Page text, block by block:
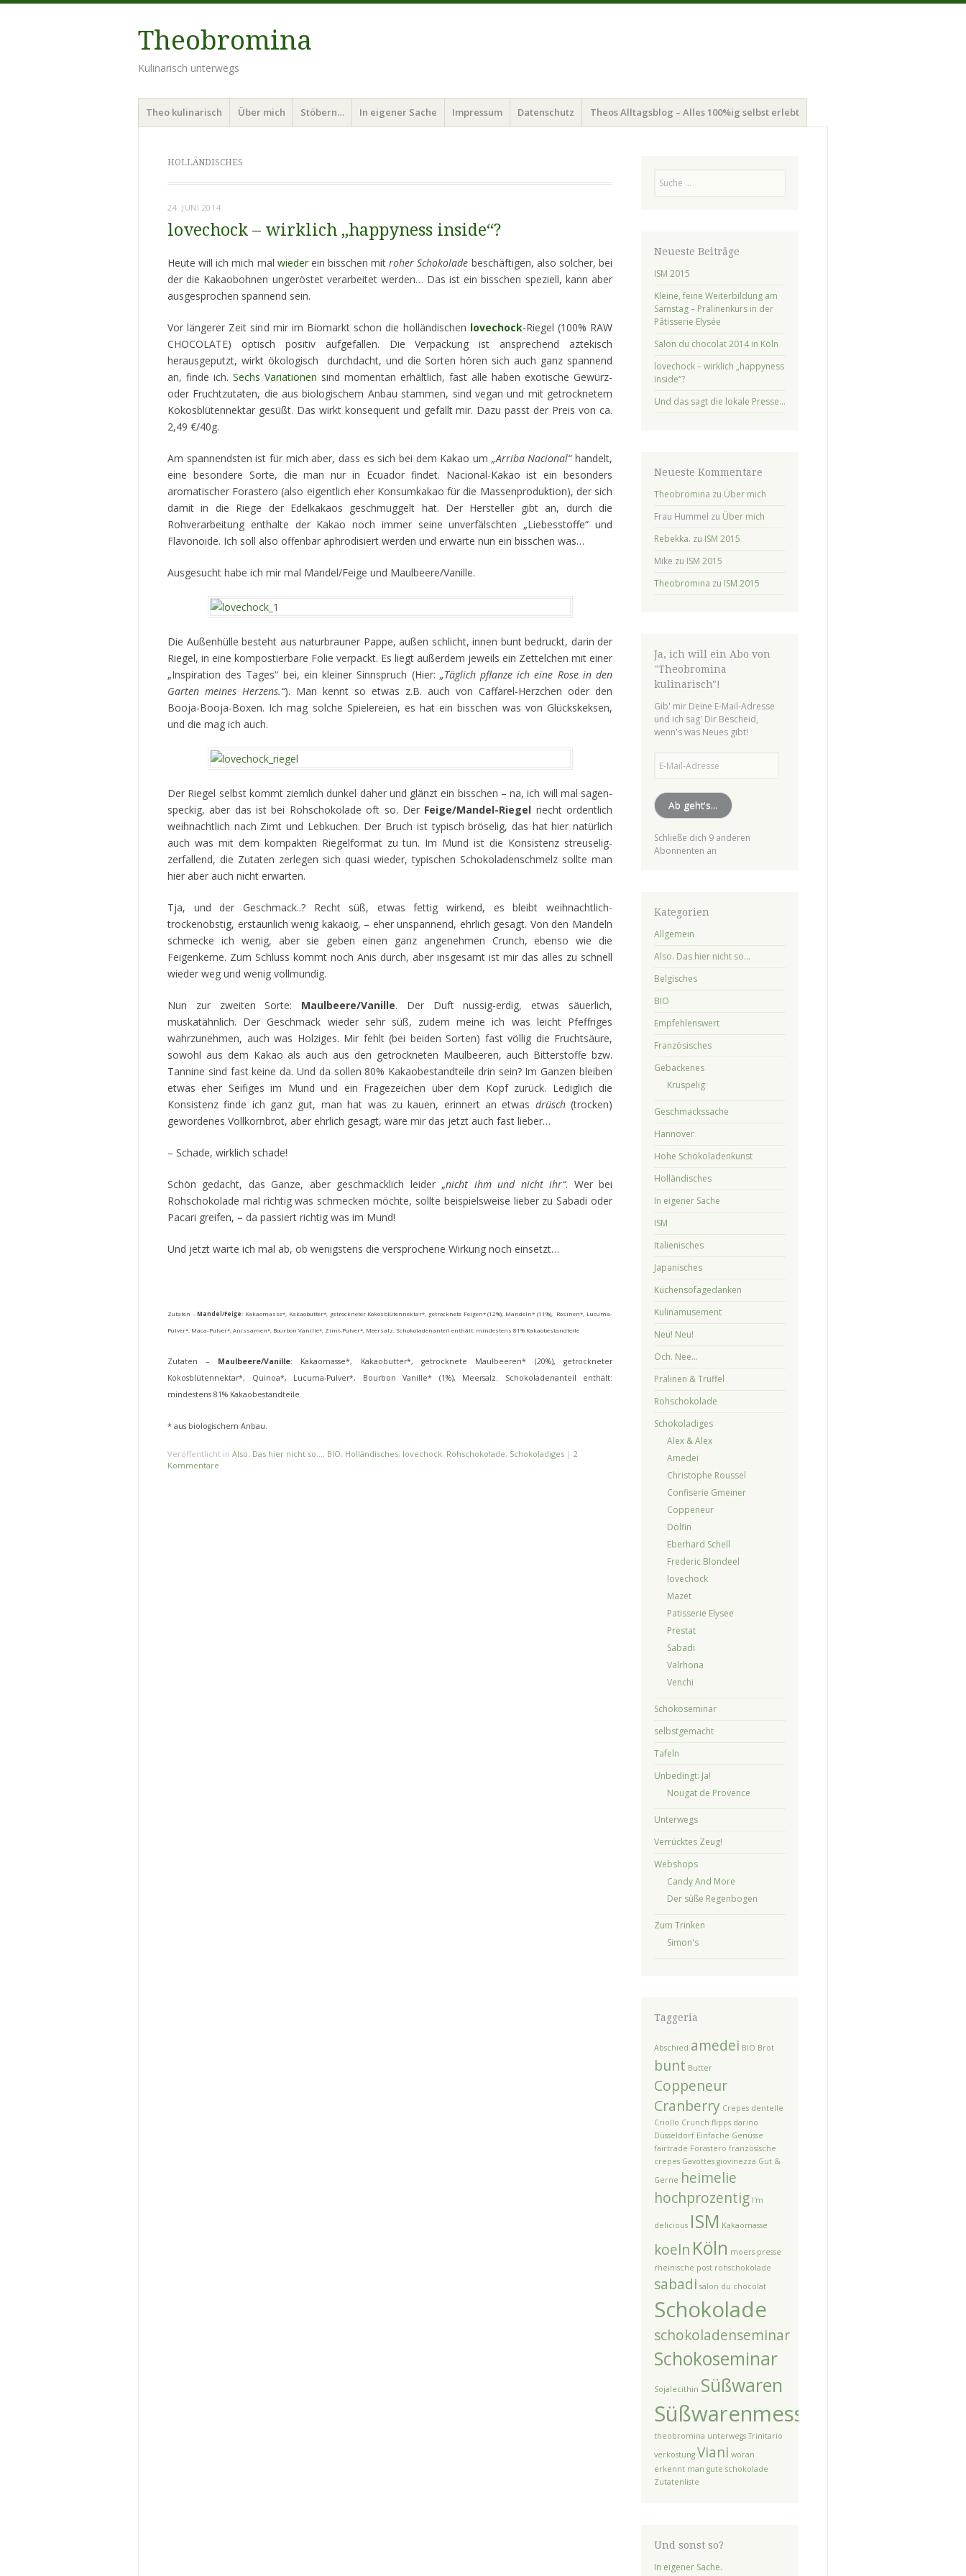
Theobromina
Kulinarisch unterwegs
Menü
Zum
Inhalt
Theo kulinarisch Über mich Stöbern… In eigener Sache Impressum Datenschutz Theos Alltagsblog – Alles 100%ig selbst erlebt
HOLLÄNDISCHES
24. JUNI 2014
lovechock – wirklich „happyness inside“?
Heute will ich mich mal wiederein bisschen mitroher Schokolade beschäftigen, also solcher, bei
der die Kakaobohnen ungeröstet verarbeitet werden… Das ist ein bisschen speziell, kann aber
ausgesprochen spannend sein.
Vor längerer Zeit sind mir im Biomarkt schon die holländischen lovechock-Riegel (100% RAW
CHOCOLATE) optisch positiv aufgefallen. Die Verpackung ist ansprechend aztekisch
herausgeputzt, wirkt ökologisch durchdacht, und die Sorten hören sich auch ganz spannend
an, finde ich. Sechs Variationen sind momentan erhältlich, fast alle haben exotische Gewürz-
oder Fruchtzutaten, die aus biologischem Anbau stammen, sind vegan und mit getrocknetem
Kokosblütennektar gesüßt. Das wirkt konsequent und gefällt mir. Dazu passt der Preis von ca.
2,49 €/40g.
Am spannendsten ist für mich aber, dass es sich bei dem Kakao um „Arriba Nacional“handelt,
eine besondere Sorte, die man nur in Ecuador findet. Nacional-Kakao ist ein besonders
aromatischer Forastero (also eigentlich eher Konsumkakao für die Massenproduktion), der sich
damit in die Riege der Edelkakaos geschmuggelt hat. Der Hersteller gibt an, durch die
Rohverarbeitung enthalte der Kakao noch immer seine unverfälschten „Liebesstoffe“ und
Flavonoide. Ich soll also offenbar aphrodisiert werden und erwarte nun ein bisschen was…
Ausgesucht habe ich mir mal Mandel/Feige und Maulbeere/Vanille.
Die Außenhülle besteht aus naturbrauner Pappe, außen schlicht, innen bunt bedruckt, darin der
Riegel, in eine kompostierbare Folie verpackt. Es liegt außerdem jeweils ein Zettelchen mit einer
„Inspiration des Tages“ bei, ein kleiner Sinnspruch (Hier: „Täglich pflanze ich eine Rose in den
Garten meines Herzens.“). Man kennt so etwas z.B. auch von Caffarel-Herzchen oder den
Booja-Booja-Boxen. Ich mag solche Spielereien, es hat ein bisschen was von Glückskeksen,
und die mag ich auch.
Der Riegel selbst kommt ziemlich dunkel daher und glänzt ein bisschen – na, ich will mal sagen-
speckig, aber das ist bei Rohschokolade oft so. Der Feige/Mandel-Riegel riecht ordentlich
weihnachtlich nach Zimt und Lebkuchen. Der Bruch ist typisch bröselig, das hat hier natürlich
auch was mit dem kompakten Riegelformat zu tun. Im Mund ist die Konsistenz streuselig-
zerfallend, die Zutaten zerlegen sich quasi wieder, typischen Schokoladenschmelz sollte man
hier aber auch nicht erwarten.
Tja, und der Geschmack..? Recht süß, etwas fettig wirkend, es bleibt weihnachtlich-
trockenobstig, erstaunlich wenig kakaoig, – eher unspannend, ehrlich gesagt. Von den Mandeln
schmecke ich wenig, aber sie geben einen ganz angenehmen Crunch, ebenso wie die
Feigenkerne. Zum Schluss kommt noch Anis durch, aber insgesamt ist mir das alles zu schnell
wieder weg und wenig vollmundig.
Nun zur zweiten Sorte: Maulbeere/Vanille. Der Duft nussig-erdig, etwas säuerlich,
muskatähnlich. Der Geschmack wieder sehr süß, zudem meine ich was leicht Pfeffriges
wahrzunehmen, auch was Holziges. Mir fehlt (bei beiden Sorten) fast völlig die Fruchtsäure,
sowohl aus dem Kakao als auch aus den getrockneten Maulbeeren, auch Bitterstoffe bzw.
Tannine sind fast keine da. Und da sollen 80% Kakaobestandteile drin sein? Im Ganzen bleiben
etwas eher Seifiges im Mund und ein Fragezeichen über dem Kopf zurück. Lediglich die
Konsistenz finde ich ganz gut, man hat was zu kauen, erinnert an etwas drüsch(trocken)
gewordenes Vollkornbrot, aber ehrlich gesagt, wäre mir das jetzt auch fast lieber…
– Schade, wirklich schade!
Schön gedacht, das Ganze, aber geschmacklich leider „nicht ihm und nicht ihr“. Wer bei
Rohschokolade mal richtig was schmecken möchte, sollte beispielsweise lieber zu Sabadi oder
Pacari greifen, – da passiert richtig was im Mund!
Und jetzt warte ich mal ab, ob wenigstens die versprochene Wirkung noch einsetzt…
Zutaten –Mandel/Feige: Kakaomasse*, Kakaobutter*, getrockneter Kokosblütennektar*, getrocknete Feigen* (12%), Mandeln* (11%), Rosinen*, Lucuma-
Pulver*, Maca-Pulver*, Anissamen*, Bourbon Vanille*, Zimt-Pulver*, Meersalz. Schokoladenanteil enthält: mindestens 81% Kakaobestandteile
Zutaten – Maulbeere/Vanille: Kakaomasse*, Kakaobutter*, getrocknete Maulbeeren* (20%), getrockneter
Kokosblütennektar*, Quinoa*, Lucuma-Pulver*, Bourbon Vanille* (1%), Meersalz. Schokoladenanteil enthält:
mindestens 81% Kakaobestandteile
* aus biologischem Anbau.
Veröffentlicht in Also. Das hier nicht so..., BIO, Holländisches, lovechock, Rohschokolade, Schokoladiges | 2
Kommentare
Neueste Beiträge
ISM 2015
Kleine, feine Weiterbildung am
Samstag – Pralinenkurs in der
Pâtisserie Elysée
Salon du chocolat 2014 in Köln
lovechock – wirklich „happyness
inside“?
Und das sagt die lokale Presse…
Neueste Kommentare
Theobromina zu Über mich
Frau Hummel zu Über mich
Rebekka. zu ISM 2015
Mike zu ISM 2015
Theobromina zu ISM 2015
Ja, ich will ein Abo von
"Theobromina
kulinarisch"!
Gib' mir Deine E-Mail-Adresse
und ich sag' Dir Bescheid,
wenn's was Neues gibt!
Mail-
Ab geht's...
Schließe dich 9 anderen
Abonnenten an
Kategorien
Allgemein
Also. Das hier nicht so…
Belgisches
BIO
Empfehlenswert
Französisches
Gebackenes
Kruspelig
Geschmackssache
Hannover
Hohe Schokoladenkunst
Holländisches
In eigener Sache
ISM
Italienisches
Japanisches
Küchensofagedanken
Kulinamusement
Neu! Neu!
Och. Nee…
Pralinen & Trüffel
Rohschokolade
Schokoladiges
Alex & Alex
Amedei
Christophe Roussel
Confiserie Gmeiner
Coppeneur
Dolfin
Eberhard Schell
Frederic Blondeel
lovechock
Mazet
Patisserie Elysee
Prestat
Sabadi
Valrhona
Venchi
Schokoseminar
selbstgemacht
Tafeln
Unbedingt: Ja!
Nougat de Provence
Unterwegs
Verrücktes Zeug!
Webshops
Candy And More
Der süße Regenbogen
Zum Trinken
Simon's
Taggeria
Abschied amedei BIO Brot
bunt Butter
Coppeneur
Cranberry Crepes dentelle
Criollo Crunch flipps darino
Düsseldorf Einfache Genüsse
fairtrade Forastero französische
crepes Gavottes giovinezza Gut &
Gerne heimelie
hochprozentig I'm
delicious ISM Kakaomasse
koeln Köln moers presse
rheinische post rohschokolade
sabadi salon du chocolat
Schokolade
schokoladenseminar
Schokoseminar
Sojalecithin Süßwaren
Süßwarenmesse
theobromina unterwegs Trinitario
verkostung Viani woran
erkennt man gute schokolade
Zutatenliste
Und sonst so?
In eigener Sache.